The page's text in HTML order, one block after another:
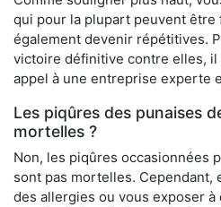
qui pour la plupart peuvent
également devenir répétitives.
victoire définitive contre elles,
appel à une entreprise experte
Les piqûres des punaises
mortelles ?
Non, les piqûres occasionnées
sont pas mortelles. Cependant,
des allergies ou vous exposer